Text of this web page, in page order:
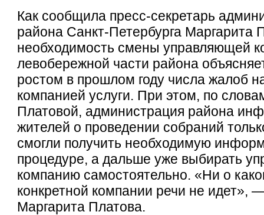
Как сообщила пресс-секретарь
района Санкт-Петербурга Маргарита
необходимость смены управляющей
левобережной части района
ростом в прошлом году числа жалоб
компанией услуги. При этом, по
Платовой, администрация района
жителей о проведении собраний
смогли получить необходимую
процедуре, а дальше уже выбирать
компанию самостоятельно. «Ни о
конкретной компании речи не идет»,
Маргарита Платова.